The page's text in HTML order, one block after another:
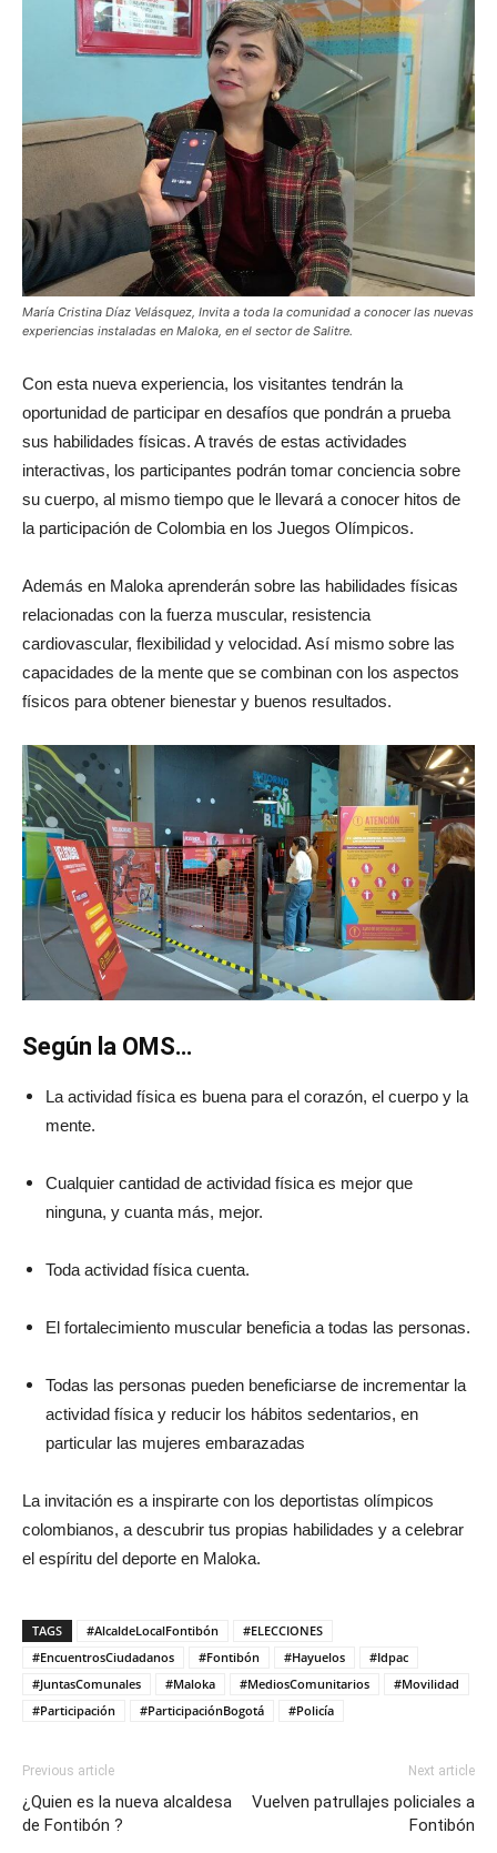
María Cristina Díaz Velásquez, Invita a toda la comunidad a conocer las nuevas
experiencias instaladas en Maloka, en el sector de Salitre.
Con esta nueva experiencia, los visitantes tendrán la
oportunidad de participar en desafíos que pondrán a prueba
sus habilidades físicas. A través de estas actividades
interactivas, los participantes podrán tomar conciencia sobre
su cuerpo, al mismo tiempo que le llevará a conocer hitos de
la participación de Colombia en los Juegos Olímpicos.
Además en Maloka aprenderán sobre las habilidades físicas
relacionadas con la fuerza muscular, resistencia
cardiovascular, flexibilidad y velocidad. Así mismo sobre las
capacidades de la mente que se combinan con los aspectos
físicos para obtener bienestar y buenos resultados.
Según la OMS…
La actividad física es buena para el corazón, el cuerpo y la
mente.
Cualquier cantidad de actividad física es mejor que
ninguna, y cuanta más, mejor.
Toda actividad física cuenta.
El fortalecimiento muscular beneficia a todas las personas.
Todas las personas pueden beneficiarse de incrementar la
actividad física y reducir los hábitos sedentarios, en
particular las mujeres embarazadas
La invitación es a inspirarte con los deportistas olímpicos
colombianos, a descubrir tus propias habilidades y a celebrar
el espíritu del deporte en Maloka.
TAGS #AlcaldeLocalFontibón
#ELECCIONES
#EncuentrosCiudadanos
#Fontibón #Hayuelos
#Idpac
#JuntasComunales
#Maloka #MediosComunitarios
#Movilidad
#Participación
#ParticipaciónBogotá #Policía
Previous article
¿Quien es la nueva alcaldesa
de Fontibón ?
Next article
Vuelven patrullajes policiales a
Fontibón